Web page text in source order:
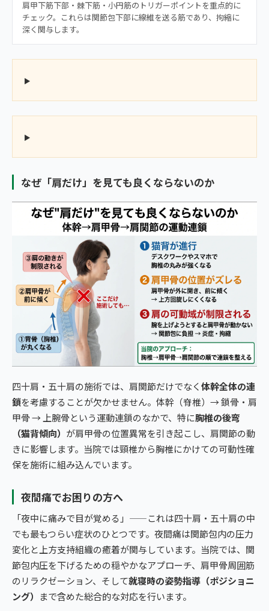
肩甲下筋下部・棘下筋・小円筋のトリガーポイントを重点的に
チェック。これらは関節包下部に線維を送る筋であり、拘縮に
深く関与します。
なぜ「肩だけ」を見ても良くならないのか
四十肩・五十肩の施術では、肩関節だけでなく体幹全体の連
鎖を考慮することが欠かせません。体幹（脊椎）→ 鎖骨・肩
甲骨 → 上腕骨という運動連鎖のなかで、特に胸椎の後弯
（猫背傾向） が肩甲骨の位置異常を引き起こし、肩関節の動
きに影響します。当院では頸椎から胸椎にかけての可動性確
保を施術に組み込んでいます。
夜間痛でお困りの方へ
「夜中に痛みで目が覚める」——これは四十肩・五十肩の中
でも最もつらい症状のひとつです。夜間痛は関節包内の圧力
変化と上方支持組織の癒着が関与しています。当院では、関
節包内圧を下げるための穏やかなアプローチ、肩甲骨周囲筋
のリラクゼーション、そして就寝時の姿勢指導（ポジショニ
ング）
まで含めた総合的な対応を行います。